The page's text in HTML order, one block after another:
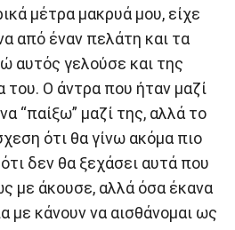
μέτρα μακρυά μου, είχε
από έναν πελάτη και τα
αυτός γελούσε και της
Ο άντρα που ήταν μαζί
“παίξω” μαζί της, αλλά το
ότι θα γίνω ακόμα πιο
δεν θα ξεχάσει αυτά που
με άκουσε, αλλά όσα έκανα
με κάνουν να αισθάνομαι ως